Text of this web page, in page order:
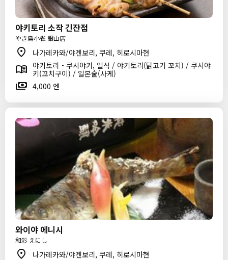
야키토리 소작 긴잔점
やき鳥小雀 銀山店
나가레카와/야겐보리, 쿠레, 히로시마현
야키토리・쿠시야키, 일식 / 야키토리(닭고기 꼬치) / 쿠시야
키(꼬치구이) / 일본술(사케)
4,000 엔
와이야 에니시
和彩 えにし
나가레카와/야겐보리, 쿠레, 히로시마현